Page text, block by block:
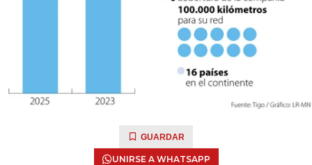
GUARDAR
UNIRSE A WHATSAPP